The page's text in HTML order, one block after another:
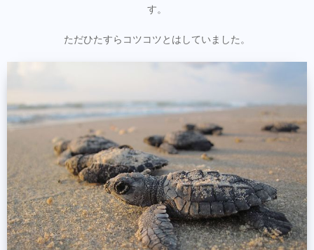
す。
ただひたすらコツコツとはしていました。